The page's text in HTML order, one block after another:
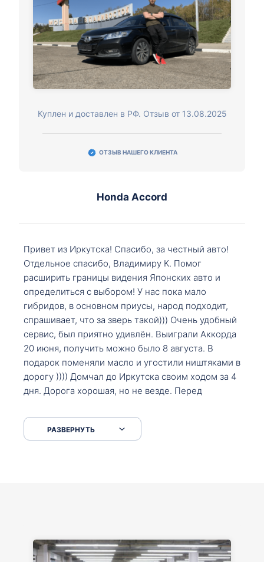
Куплен и доставлен в РФ. Отзыв от 13.08.2025
ОТЗЫВ НАШЕГО КЛИЕНТА
Honda Accord
Привет из Иркутска! Спасибо, за честный авто!
Отдельное спасибо, Владимиру К. Помог
расширить границы видения Японских авто и
определиться с выбором! У нас пока мало
гибридов, в основном приусы, народ подходит,
спрашивает, что за зверь такой))) Очень удобный
сервис, был приятно удивлён. Выиграли Аккорда
20 июня, получить можно было 8 августа. В
подарок поменяли масло и угостили ништяками в
дорогу )))) Домчал до Иркутска своим ходом за 4
дня. Дорога хорошая, но не везде. Перед
серпантинах по пути следования.
РАЗВЕРНУТЬ